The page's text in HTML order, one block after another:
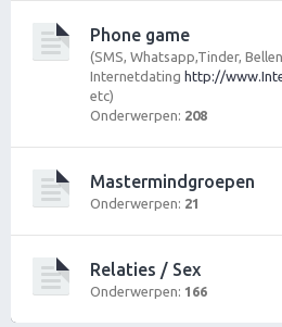
Phone game
(SMS, Whatsapp,Tinder,
Internetdating http://
etc)
Onderwerpen: 208
Mastermindgroepen
Onderwerpen: 21
Relaties / Sex
Onderwerpen: 166